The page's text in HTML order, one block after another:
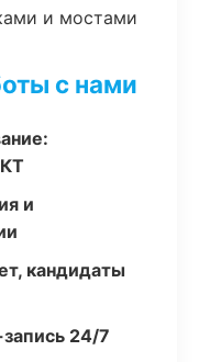
и мостами
с нами
и
кандидаты
24/7